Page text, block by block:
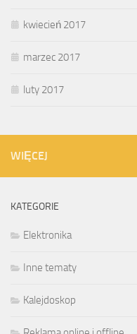
kwiecień 2017
marzec 2017
luty 2017
WIĘCEJ
KATEGORIE
Elektronika
Inne tematy
Kalejdoskop